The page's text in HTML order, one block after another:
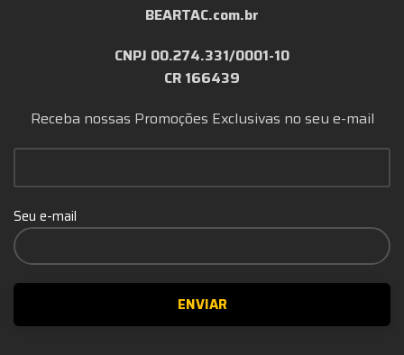
BEARTAC.com.br
CNPJ 00.274.331/0001-10
CR 166439
Receba nossas Promoções Exclusivas no seu e-mail
Seu e-mail